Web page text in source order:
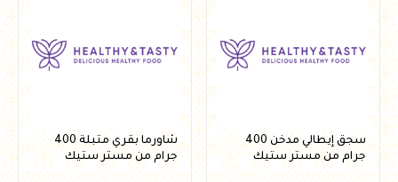
سجق إيطالي مدخن 400
جرام من مستر ستيك
شاورما بقري متبلة 400
جرام من مستر ستيك